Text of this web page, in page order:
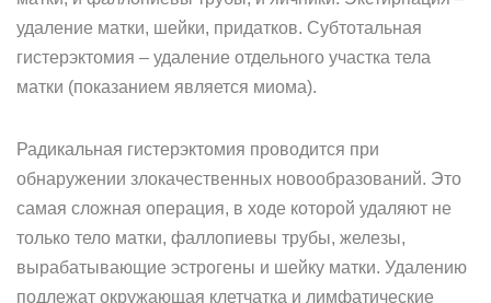
удаление матки, шейки, придатков. Субтотальная
гистерэктомия – удаление отдельного участка тела
матки (показанием является миома).
Радикальная гистерэктомия проводится при
обнаружении злокачественных новообразований. Это
самая сложная операция, в ходе которой удаляют не
только тело матки, фаллопиевы трубы, железы,
вырабатывающие эстрогены и шейку матки. Удалению
подлежат окружающая клетчатка и лимфатические